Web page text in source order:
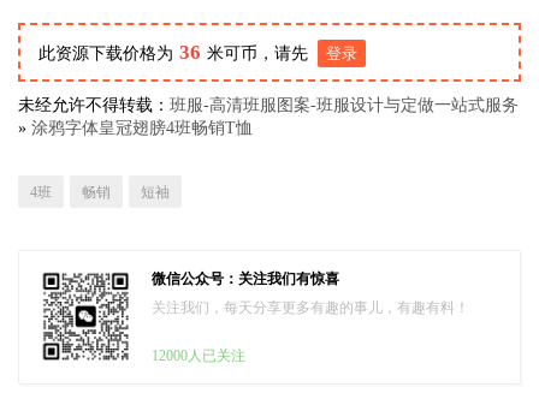
此资源下载价格为 36 米可币，请先 登录
未经允许不得转载： 班服-高清班服图案-班服设计与定做一站式服务
» 涂鸦字体皇冠翅膀4班畅销T恤
4班 畅销 短袖
微信公众号：关注我们有惊喜
关注我们，每天分享更多有趣的事儿，有趣有料！
12000人已关注